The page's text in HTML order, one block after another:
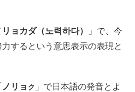
ョカダ（노력하다）
」で、今
するという意思表示の表現と
ノリョ ク 」で日本語の発音とよ